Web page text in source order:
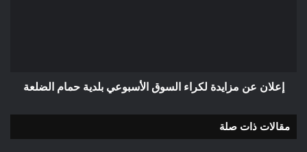
إعلان عن مزايدة لكراء السوق الأسبوعي بلدية حمام الضلعة
مقالات ذات صلة